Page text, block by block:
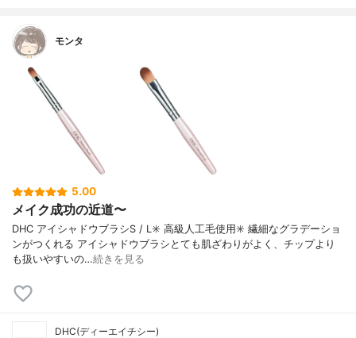
モンタ
5.00
メイク成功の近道〜
DHC アイシャドウブラシS / L✳️ 高級人工毛使用✳️ 繊細なグラデーショ
ンがつくれる アイシャドウブラシとても肌ざわりがよく、チップより
も扱いやすいの…続きを見る
DHC(ディーエイチシー)